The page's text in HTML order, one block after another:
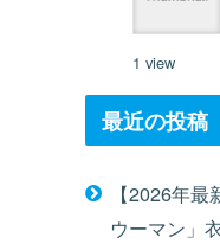
1 view
最近の投稿
【2026年
ウーマン」